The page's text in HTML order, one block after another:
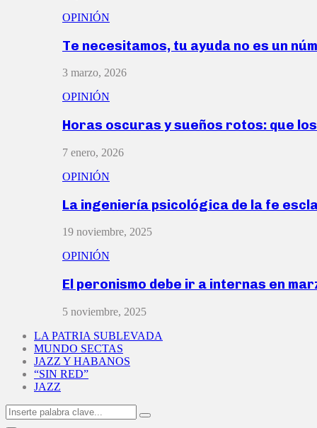
OPINIÓN
Te necesitamos, tu ayuda no es un
3 marzo, 2026
OPINIÓN
Horas oscuras y sueños rotos: que
7 enero, 2026
OPINIÓN
La ingeniería psicológica de la fe
19 noviembre, 2025
OPINIÓN
El peronismo debe ir a internas en
5 noviembre, 2025
LA PATRIA SUBLEVADA
MUNDO SECTAS
JAZZ Y HABANOS
“SIN RED”
JAZZ
Search
for:
Search